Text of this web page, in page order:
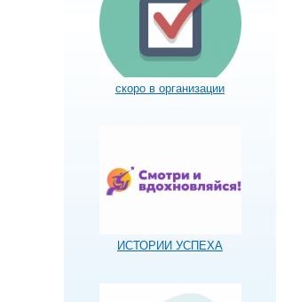
скоро в организации
ИСТОРИИ УСПЕХА